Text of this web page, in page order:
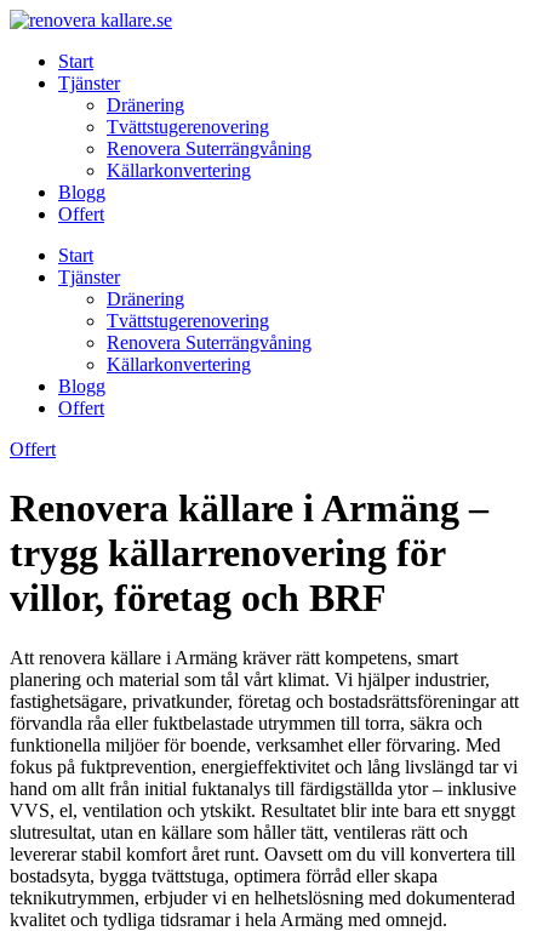
Skip
contentStart
Tjänster
Dränering
Tvättstugerenovering
Renovera Suterrängvåning
Källarkonvertering
Blogg
Offert
Start
Tjänster
Dränering
Tvättstugerenovering
Renovera Suterrängvåning
Källarkonvertering
Blogg
Offert
Offert
Renovera källare i Armäng –
trygg källarrenovering för
villor, företag och BRF
Att renovera källare i Armäng kräver rätt kompetens, smart
planering och material som tål vårt klimat. Vi hjälper industrier,
fastighetsägare, privatkunder, företag och bostadsrättsföreningar att
förvandla råa eller fuktbelastade utrymmen till torra, säkra och
funktionella miljöer för boende, verksamhet eller förvaring. Med
fokus på fuktprevention, energieffektivitet och lång livslängd tar vi
hand om allt från initial fuktanalys till färdigställda ytor – inklusive
VVS, el, ventilation och ytskikt. Resultatet blir inte bara ett snyggt
slutresultat, utan en källare som håller tätt, ventileras rätt och
levererar stabil komfort året runt. Oavsett om du vill konvertera till
bostadsyta, bygga tvättstuga, optimera förråd eller skapa
teknikutrymmen, erbjuder vi en helhetslösning med dokumenterad
kvalitet och tydliga tidsramar i hela Armäng med omnejd.